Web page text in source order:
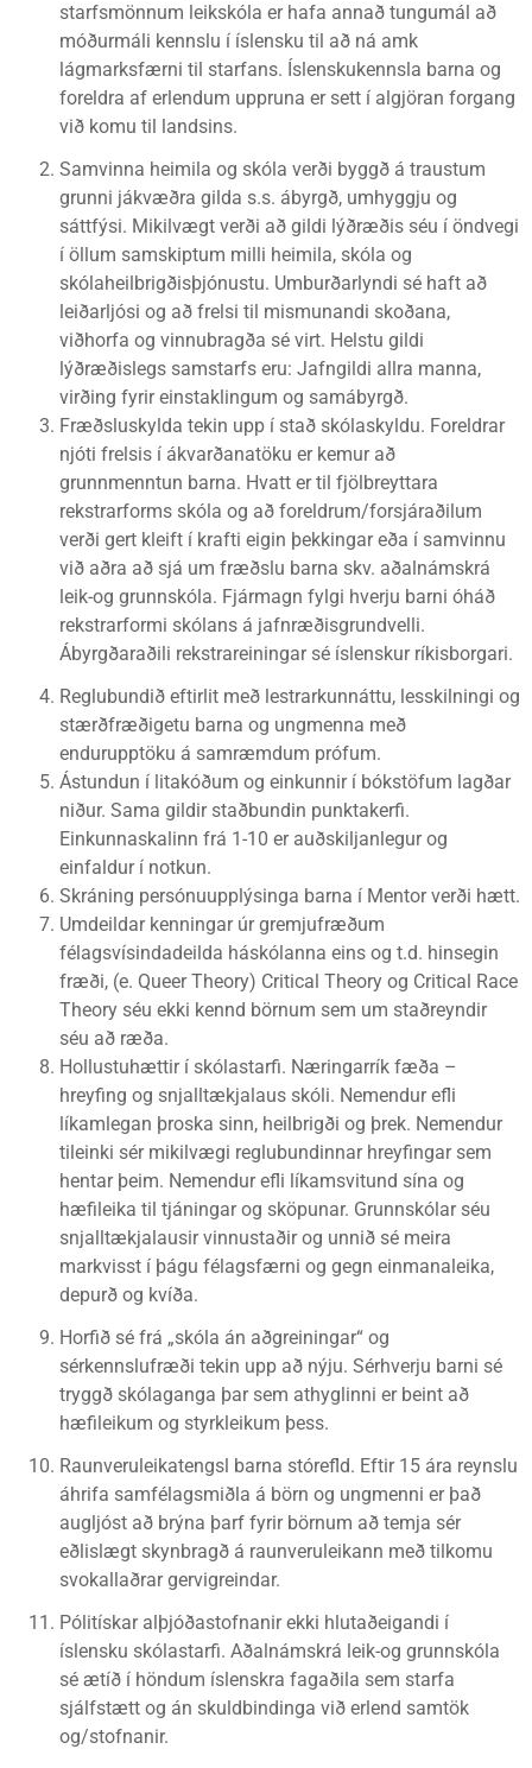
starfsmönnum leikskóla er hafa annað tungumál að
móðurmáli kennslu í íslensku til að ná amk
lágmarksfærni til starfans. Íslenskukennsla barna og
foreldra af erlendum uppruna er sett í algjöran forgang
við komu til landsins.
Samvinna heimila og skóla verði byggð á traustum
grunni jákvæðra gilda s.s. ábyrgð, umhyggju og
sáttfýsi. Mikilvægt verði að gildi lýðræðis séu í öndvegi
í öllum samskiptum milli heimila, skóla og
skólaheilbrigðisþjónustu. Umburðarlyndi sé haft að
leiðarljósi og að frelsi til mismunandi skoðana,
viðhorfa og vinnubragða sé virt. Helstu gildi
lýðræðislegs samstarfs eru: Jafngildi allra manna,
virðing fyrir einstaklingum og samábyrgð.
Fræðsluskylda tekin upp í stað skólaskyldu. Foreldrar
njóti frelsis í ákvarðanatöku er kemur að
grunnmenntun barna. Hvatt er til fjölbreyttara
rekstrarforms skóla og að foreldrum/forsjáraðilum
verði gert kleift í krafti eigin þekkingar eða í samvinnu
við aðra að sjá um fræðslu barna skv. aðalnámskrá
leik-og grunnskóla. Fjármagn fylgi hverju barni óháð
rekstrarformi skólans á jafnræðisgrundvelli.
Ábyrgðaraðili rekstrareiningar sé íslenskur ríkisborgari.
Reglubundið eftirlit með lestrarkunnáttu, lesskilningi og
stærðfræðigetu barna og ungmenna með
endurupptöku á samræmdum prófum.
Ástundun í litakóðum og einkunnir í bókstöfum lagðar
niður. Sama gildir staðbundin punktakerfi.
Einkunnaskalinn frá 1-10 er auðskiljanlegur og
einfaldur í notkun.
Skráning persónuupplýsinga barna í Mentor verði hætt.
Umdeildar kenningar úr gremjufræðum
félagsvísindadeilda háskólanna eins og t.d. hinsegin
fræði, (e. Queer Theory) Critical Theory og Critical Race
Theory séu ekki kennd börnum sem um staðreyndir
séu að ræða.
Hollustuhættir í skólastarfi. Næringarrík fæða –
hreyfing og snjalltækjalaus skóli. Nemendur efli
líkamlegan þroska sinn, heilbrigði og þrek. Nemendur
tileinki sér mikilvægi reglubundinnar hreyfingar sem
hentar þeim. Nemendur efli líkamsvitund sína og
hæfileika til tjáningar og sköpunar. Grunnskólar séu
snjalltækjalausir vinnustaðir og unnið sé meira
markvisst í þágu félagsfærni og gegn einmanaleika,
depurð og kvíða.
Horfið sé frá „skóla án aðgreiningar“ og
sérkennslufræði tekin upp að nýju. Sérhverju barni sé
tryggð skólaganga þar sem athyglinni er beint að
hæfileikum og styrkleikum þess.
Raunveruleikatengsl barna stórefld. Eftir 15 ára reynslu
áhrifa samfélagsmiðla á börn og ungmenni er það
augljóst að brýna þarf fyrir börnum að temja sér
eðlislægt skynbragð á raunveruleikann með tilkomu
svokallaðrar gervigreindar.
Pólitískar alþjóðastofnanir ekki hlutaðeigandi í
íslensku skólastarfi. Aðalnámskrá leik-og grunnskóla
sé ætíð í höndum íslenskra fagaðila sem starfa
sjálfstætt og án skuldbindinga við erlend samtök
og/stofnanir.